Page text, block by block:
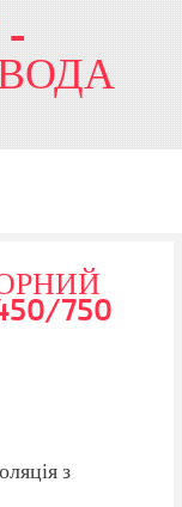
-
750
​​з